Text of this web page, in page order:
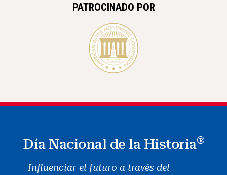
PATROCINADO POR
Día Nacional de la Historia®
Influenciar el futuro a través del